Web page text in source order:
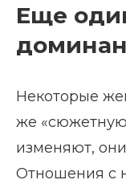
Еще
Некоторые
же
изменяют,
Отношения с